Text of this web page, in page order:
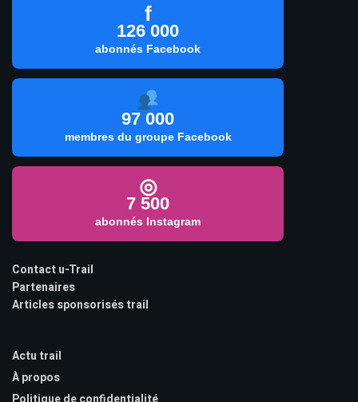
f
126 000
abonnés Facebook
97 000
membres du groupe Facebook
◎
7 500
abonnés Instagram
Contact u-Trail
Partenaires
Articles sponsorisés trail
Actu trail
À propos